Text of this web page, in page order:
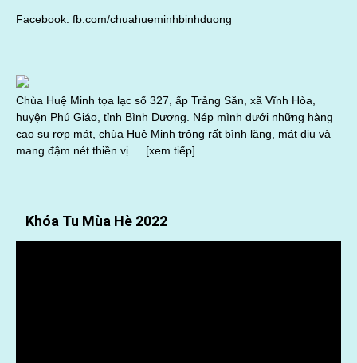
Facebook: fb.com/chuahueminhbinhduong
Chùa Huệ Minh tọa lạc số 327, ấp Trảng Săn, xã Vĩnh Hòa,
huyện Phú Giáo, tỉnh Bình Dương. Nép mình dưới những hàng
cao su rợp mát, chùa Huệ Minh trông rất bình lặng, mát dịu và
mang đậm nét thiền vị…. [xem tiếp]
Khóa Tu Mùa Hè 2022